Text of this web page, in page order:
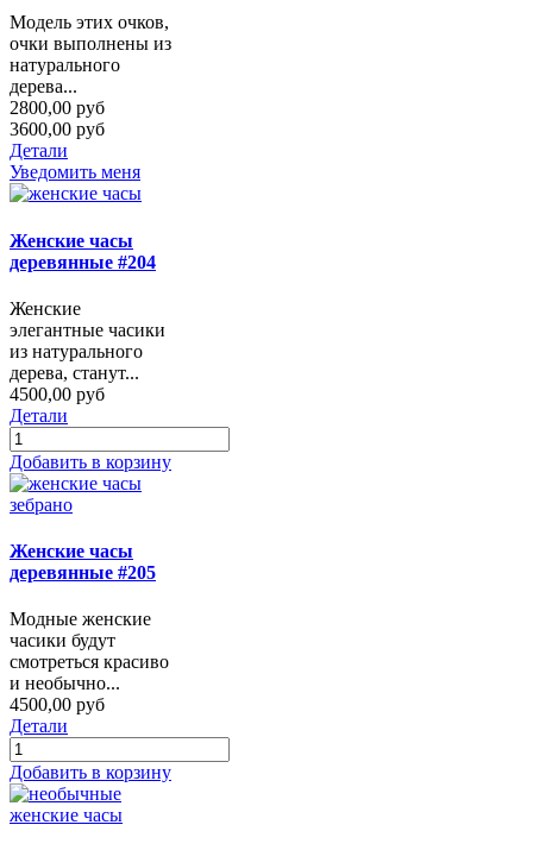
Модель этих очков,
очки выполнены из
натурального
дерева...
2800,00 руб
3600,00 руб
Детали
Уведомить меня
Женские часы
деревянные #204
Женские
элегантные часики
из натурального
дерева, станут...
4500,00 руб
Детали
Добавить в корзину
Женские часы
деревянные #205
Модные женские
часики будут
смотреться красиво
и необычно...
4500,00 руб
Детали
Добавить в корзину